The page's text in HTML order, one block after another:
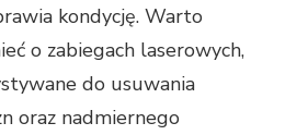
kondycję. Warto
o zabiegach laserowych,
do usuwania
oraz nadmiernego